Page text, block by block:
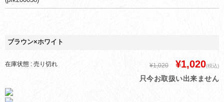
ブラウン×ホワイト
在庫状態 : 売り切れ ¥1,020 ¥1,020(税込)
只今お取扱い出来ません